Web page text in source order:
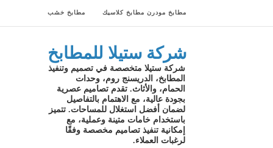
مطابخ مودرن مطابخ كلاسيك مطابخ خشب
شركة ستيلا للمطابخ
شركة ستيلا متخصصة في تصميم وتنفيذ
المطابخ، الدريسنج روم، وحدات
الحمام، والأثاث. تقدم تصاميم عصرية
بجودة عالية، مع الاهتمام بالتفاصيل
لضمان أفضل استغلال للمساحات. تتميز
باستخدام خامات متينة وعملية، مع
إمكانية تنفيذ تصاميم مخصصة وفقًا
لرغبات العملاء.